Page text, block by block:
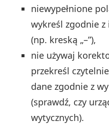
niewypełnione
wykreśl zgodnie
(np. kreską „–”),
nie używaj
przekreśl
dane zgodnie z
(sprawdź, czy
wytycznych).